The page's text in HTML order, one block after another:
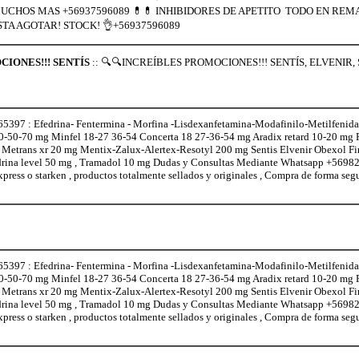
MAS +56937596089 💊💊 INHIBIDORES DE APETITO TODO EN
AGOTAR! STOCK! 👌+56937596089
SENTÍS:: 🔍🔍INCREÍBLES PROMOCIONES!!! SENTÍS,
: Efedrina- Fentermina - Morfina -Lisdexanfetamina-Modafinilo-
50-70 mg Minfel 18-27 36-54 Concerta 18 27-36-54 mg Aradix retard 10-20 mg
xr 20 mg Mentix-Zalux-Alertex-Resotyl 200 mg Sentis Elvenir Obexol
level 50 mg , Tramadol 10 mg Dudas y Consultas Mediante Whatsapp
o starken , productos totalmente sellados y originales , Compra de forma
: Efedrina- Fentermina - Morfina -Lisdexanfetamina-Modafinilo-
50-70 mg Minfel 18-27 36-54 Concerta 18 27-36-54 mg Aradix retard 10-20 mg
xr 20 mg Mentix-Zalux-Alertex-Resotyl 200 mg Sentis Elvenir Obexol
level 50 mg , Tramadol 10 mg Dudas y Consultas Mediante Whatsapp
o starken , productos totalmente sellados y originales , Compra de forma